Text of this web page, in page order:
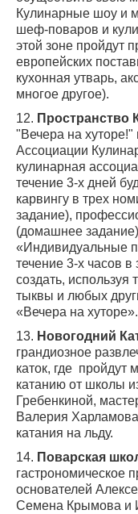
Кулинарные шоу и
шеф-поваров и
этой зоне пройдут
европейских
кухонная утварь,
многое другое).
12. Пространство
"Вечера на
Ассоциации
кулинарная
течение 3-х дней
карвингу в трех
задание),
(домашнее
«Индивидуальные
течение 3-х часов
создать, используя
тыквы и любых
«Вечера на хуторе».
13. Новогодний
грандиозное
каток, где пройдут
катанию от школы
Гребенкиной,
Валерия
катания на льду.
14. Поварская
гастрономическое
основателей
Семена Крымова и